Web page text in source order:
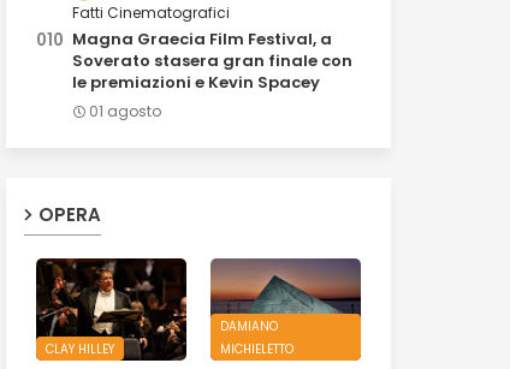
Fatti Cinematografici
Magna Graecia Film Festival, a
Soverato stasera gran finale con
le premiazioni e Kevin Spacey
01 agosto
OPERA
CLAY HILLEY
DAMIANO
MICHIELETTO